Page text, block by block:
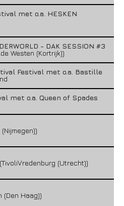
met o.a. HESKEN
- DAK SESSION #3
Westen (Kortrijk))
Festival met o.a. Bastille
met o.a. Queen of Spades
(Utrecht))
(Den Haag))